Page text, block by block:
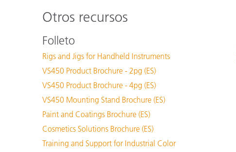
Otros recursos
Folleto
Rigs and Jigs for Handheld Instruments
VS450 Product Brochure - 2pg (ES)
VS450 Product Brochure - 4pg (ES)
VS450 Mounting Stand Brochure (ES)
Paint and Coatings Brochure (ES)
Cosmetics Solutions Brochure (ES)
Training and Support for Industrial Color